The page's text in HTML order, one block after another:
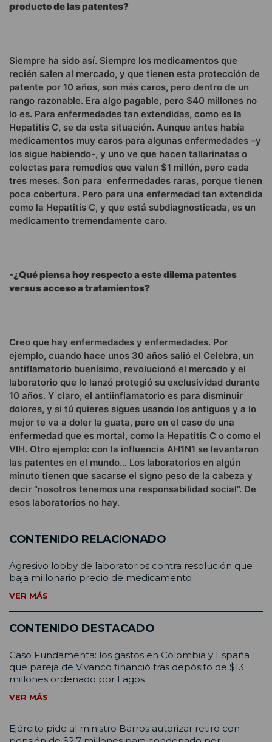
producto de las patentes?
Siempre ha sido así. Siempre los medicamentos que
recién salen al mercado, y que tienen esta protección de
patente por 10 años, son más caros, pero dentro de un
rango razonable. Era algo pagable, pero $40 millones no
lo es. Para enfermedades tan extendidas, como es la
Hepatitis C, se da esta situación. Aunque antes había
medicamentos muy caros para algunas enfermedades –y
los sigue habiendo-, y uno ve que hacen tallarinatas o
colectas para remedios que valen $1 millón, pero cada
tres meses. Son para enfermedades raras, porque tienen
poca cobertura. Pero para una enfermedad tan extendida
como la Hepatitis C, y que está subdiagnosticada, es un
medicamento tremendamente caro.
-¿Qué piensa hoy respecto a este dilema patentes
versus acceso a tratamientos?
Creo que hay enfermedades y enfermedades. Por
ejemplo, cuando hace unos 30 años salió el Celebra, un
antiflamatorio buenísimo, revolucionó el mercado y el
laboratorio que lo lanzó protegió su exclusividad durante
10 años. Y claro, el antiinflamatorio es para disminuir
dolores, y si tú quieres sigues usando los antiguos y a lo
mejor te va a doler la guata, pero en el caso de una
enfermedad que es mortal, como la Hepatitis C o como el
VIH. Otro ejemplo: con la influencia AH1N1 se levantaron
las patentes en el mundo… Los laboratorios en algún
minuto tienen que sacarse el signo peso de la cabeza y
decir “nosotros tenemos una responsabilidad social”. De
esos laboratorios no hay.
CONTENIDO RELACIONADO
Agresivo lobby de laboratorios contra resolución que
baja millonario precio de medicamento
VER MÁS
CONTENIDO DESTACADO
Caso Fundamenta: los gastos en Colombia y España
que pareja de Vivanco financió tras depósito de $13
millones ordenado por Lagos
VER MÁS
Ejército pide al ministro Barros autorizar retiro con